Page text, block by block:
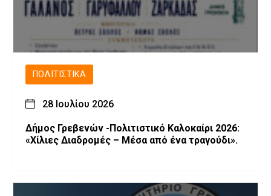
ΠΟΛΙΤΙΣΤΙΚΆ
28 Ιουλίου 2026
Δήμος Γρεβενών -Πολιτιστικό Καλοκαίρι 2026:
«Χίλιες Διαδρομές – Μέσα από ένα τραγούδι».